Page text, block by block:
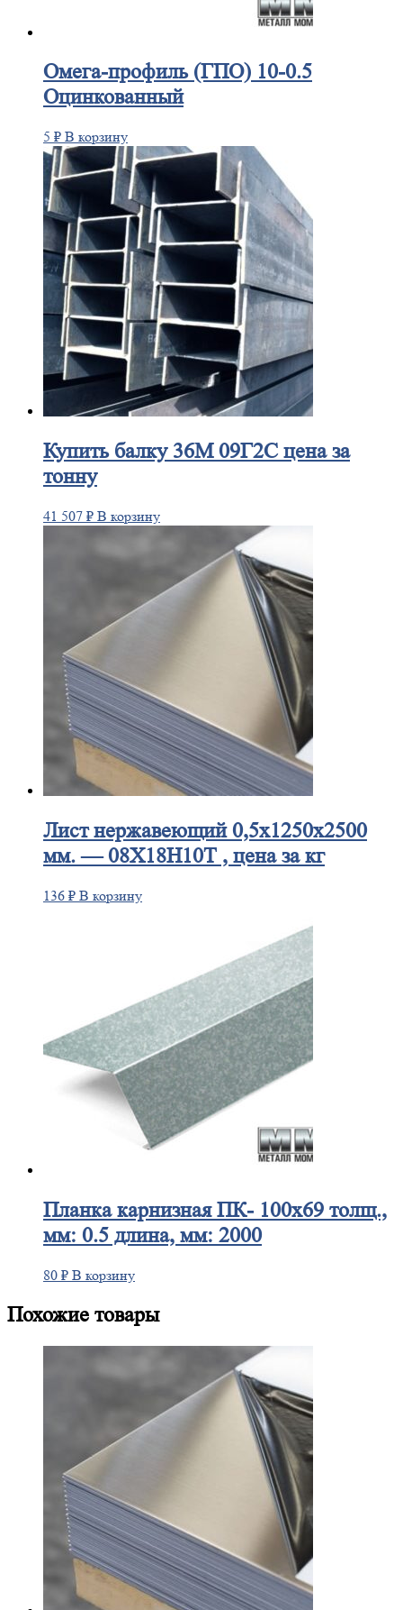
Омега-профиль(ГПО) 10-0.5
Оцинкованный
5 ₽ В корзину
Купитьбалку 36М 09Г2С цена за
тонну
41 507 ₽ В корзину
Листнержавеющий 0,5x1250x2500
мм. — 08Х18Н10Т , цена за кг
136 ₽ В корзину
Планкакарнизная ПК- 100х69 толщ.,
мм: 0.5 длина, мм: 2000
80 ₽ В корзину
Похожие товары